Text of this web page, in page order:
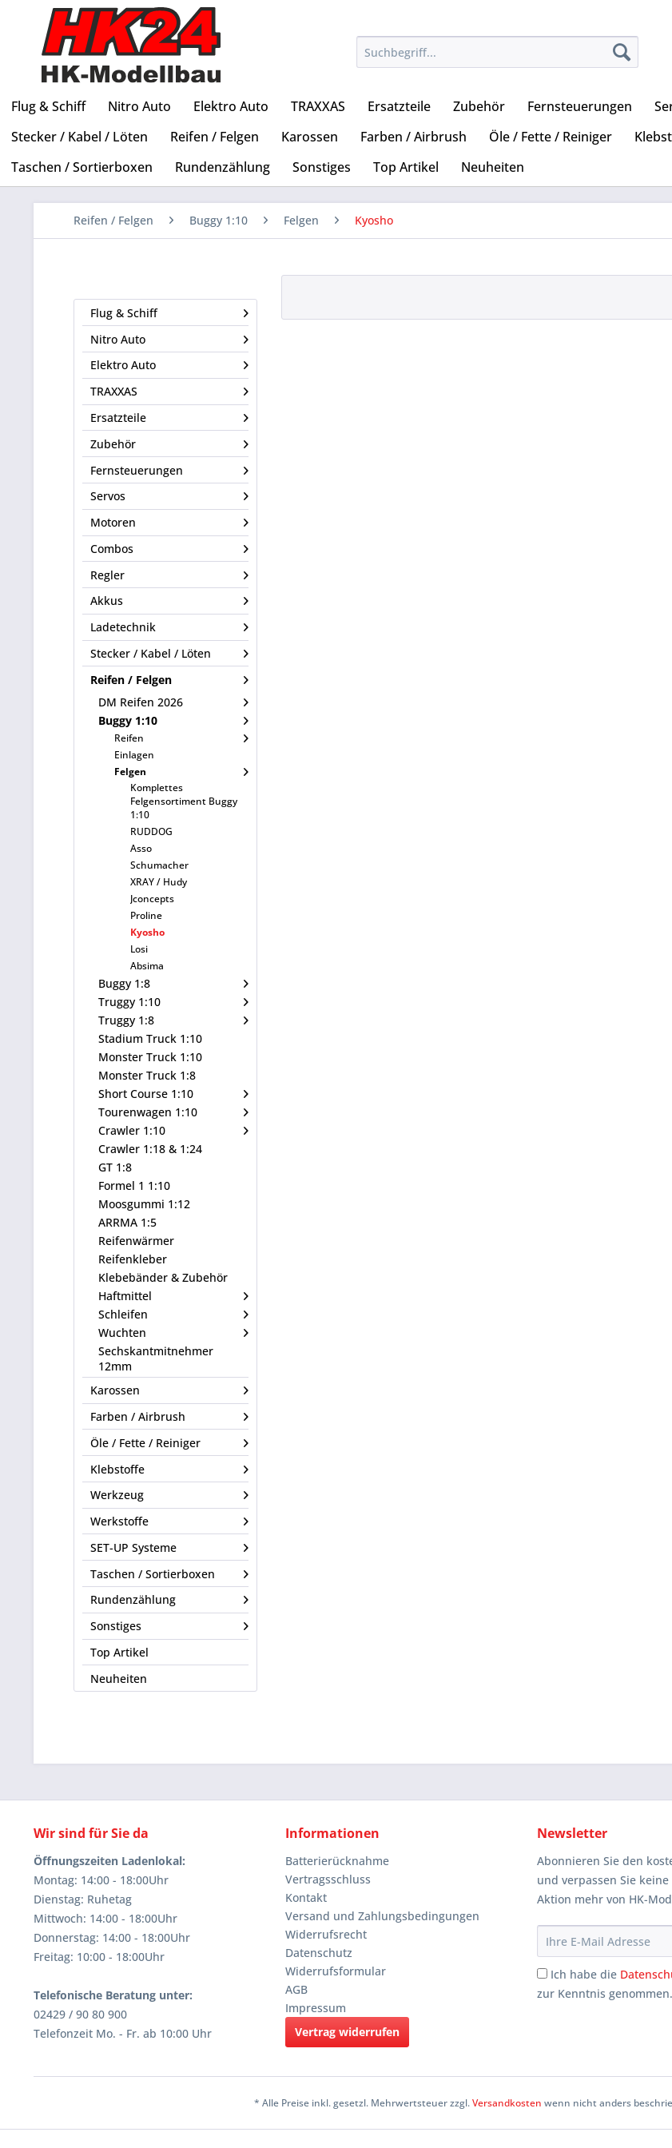
Flug & Schiff Nitro Auto Elektro Auto TRAXXAS Ersatzteile Zubehör Fernsteuerungen
Stecker / Kabel / Löten
Reifen / Felgen Karossen Farben / Airbrush Öle / Fette / Reiniger
Taschen / Sortierboxen
Rundenzählung Sonstiges Top Artikel Neuheiten
Reifen / Felgen Buggy 1:10 Felgen Kyosho
Flug & Schiff
Nitro Auto
Elektro Auto
TRAXXAS
Ersatzteile
Zubehör
Fernsteuerungen
Servos
Motoren
Combos
Regler
Akkus
Ladetechnik
Stecker / Kabel / Löten
Reifen / Felgen
DM Reifen 2026
Buggy 1:10
Reifen
Einlagen
Felgen
Komplettes
Felgensortiment Buggy
1:10
RUDDOG
Asso
Schumacher
XRAY / Hudy
Jconcepts
Proline
Kyosho
Losi
Absima
Buggy 1:8
Truggy 1:10
Truggy 1:8
Stadium Truck 1:10
Monster Truck 1:10
Monster Truck 1:8
Short Course 1:10
Tourenwagen 1:10
Crawler 1:10
Crawler 1:18 & 1:24
GT 1:8
Formel 1 1:10
Moosgummi 1:12
ARRMA 1:5
Reifenwärmer
Reifenkleber
Klebebänder & Zubehör
Haftmittel
Schleifen
Wuchten
Sechskantmitnehmer
12mm
Karossen
Farben / Airbrush
Öle / Fette / Reiniger
Klebstoffe
Werkzeug
Werkstoffe
SET-UP Systeme
Taschen / Sortierboxen
Rundenzählung
Sonstiges
Top Artikel
Neuheiten
Wir sind für Sie da
Öffnungszeiten Ladenlokal:
Montag: 14:00 - 18:00Uhr
Dienstag: Ruhetag
Mittwoch: 14:00 - 18:00Uhr
Donnerstag: 14:00 - 18:00Uhr
Freitag: 10:00 - 18:00Uhr
Telefonische Beratung unter:
02429 / 90 80 900
Telefonzeit Mo. - Fr. ab 10:00 Uhr
Informationen
Batterierücknahme
Vertragsschluss
Kontakt
Versand und Zahlungsbedingungen
Widerrufsrecht
Datenschutz
Widerrufsformular
AGB
Impressum
Vertrag widerrufen
Newsletter
Abonnieren Sie den
und verpassen Sie
Aktion mehr von HK-
Ich habe die
zur Kenntnis genommen.
* Alle Preise inkl. gesetzl. Mehrwertsteuer zzgl.Versandkosten wenn nicht anders